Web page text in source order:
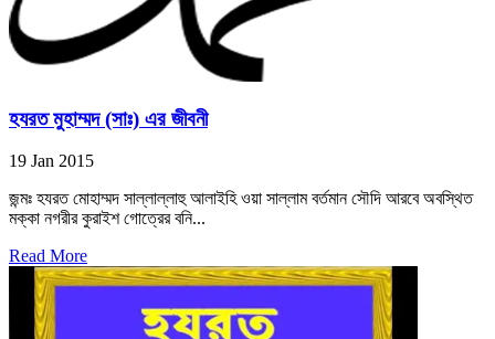
হযরত মুহাম্মদ (সাঃ) এর জীবনী
19 Jan 2015
জন্মঃ হযরত মোহাম্মদ সাল্লাল্লাহু আলাইহি ওয়া সাল্লাম বর্তমান সৌদি আরবে অবস্থিত
মক্কা নগরীর কুরাইশ গোত্রের বনি...
Read More